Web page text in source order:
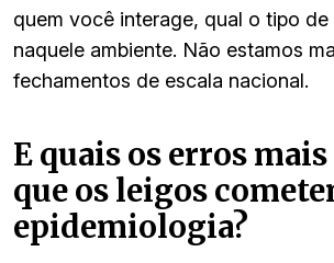
quem você interage, qual o tipo
naquele ambiente. Não estamos
fechamentos de escala nacional.
E quais os erros
que os leigos
epidemiologia?